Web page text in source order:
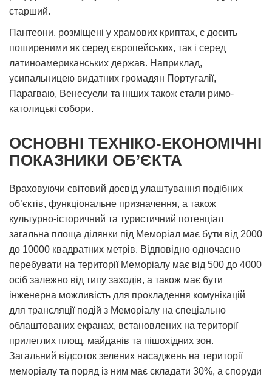
старший.
Пантеони, розміщені у храмових криптах, є досить
поширеними як серед європейських, так і серед
латиноамериканських держав. Наприклад,
усипальницею видатних громадян Португалії,
Парагваю, Венесуели та інших також стали римо-
католицькі собори.
ОСНОВНІ ТЕХНІКО-ЕКОНОМІЧНІ
ПОКАЗНИКИ ОБ’ЄКТА
Враховуючи світовий досвід улаштування подібних
об’єктів, функціональне призначення, а також
культурно-історичний та туристичний потенціал
загальна площа ділянки під Меморіал має бути від 2000
до 10000 квадратних метрів. Відповідно одночасно
перебувати на території Меморіалу має від 500 до 4000
осіб залежно від типу заходів, а також має бути
інженерна можливість для прокладення комунікацій
для трансляції подій з Меморіалу на спеціально
облаштованих екранах, встановлених на території
прилеглих площ, майданів та пішохідних зон.
Загальний відсоток зелених насаджень на території
меморіалу та поряд із ним має складати 30%, а споруди